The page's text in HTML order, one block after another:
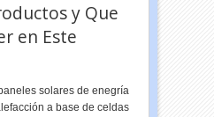
y Que
en Este
solares de enegría
a base de celdas